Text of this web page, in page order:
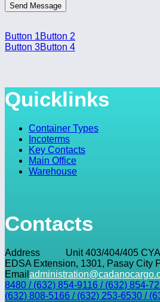
Send Message
Button 1Button 2
Button 3Button 4
Quicklinks
Container Types
Incoterms
Key Contacts
Main Office
Warehouse
Contacts
Address
Unit 403/404/405
EDSA Extension, 1301, Pasay City
Email
8480 / (632) 854-9116 / (632) 854-
(632) 808-5166 / (632) 253-6530 /